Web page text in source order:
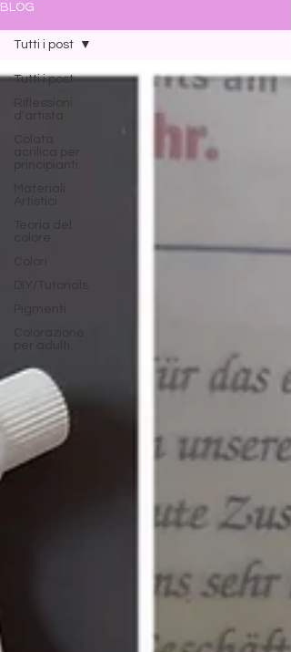
BLOG
Tutti i post
Riflessioni
d'artista
Colata
acrilica per
principianti
Tutti i post